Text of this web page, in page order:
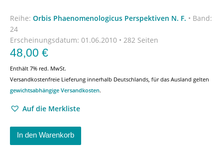
Reihe: Orbis Phaenomenologicus Perspektiven N. F. • Band:
24
Erscheinungsdatum: 01.06.2010 • 282 Seiten
48,00 €
Enthält 7% red. MwSt.
Versandkostenfreie Lieferung innerhalb Deutschlands, für das Ausland gelten
gewichtsabhängige Versandkosten.
Auf die Merkliste
In den Warenkorb